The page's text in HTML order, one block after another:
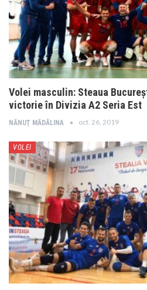
Volei masculin: Steaua
victorie în Divizia A2 Seria Est
NĂNUȚ MĂDĂLINA oct. 26, 2019
VOLEI